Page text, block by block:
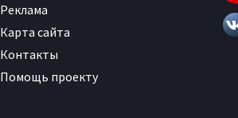
Реклама
Карта сайта
Контакты
Помощь проекту